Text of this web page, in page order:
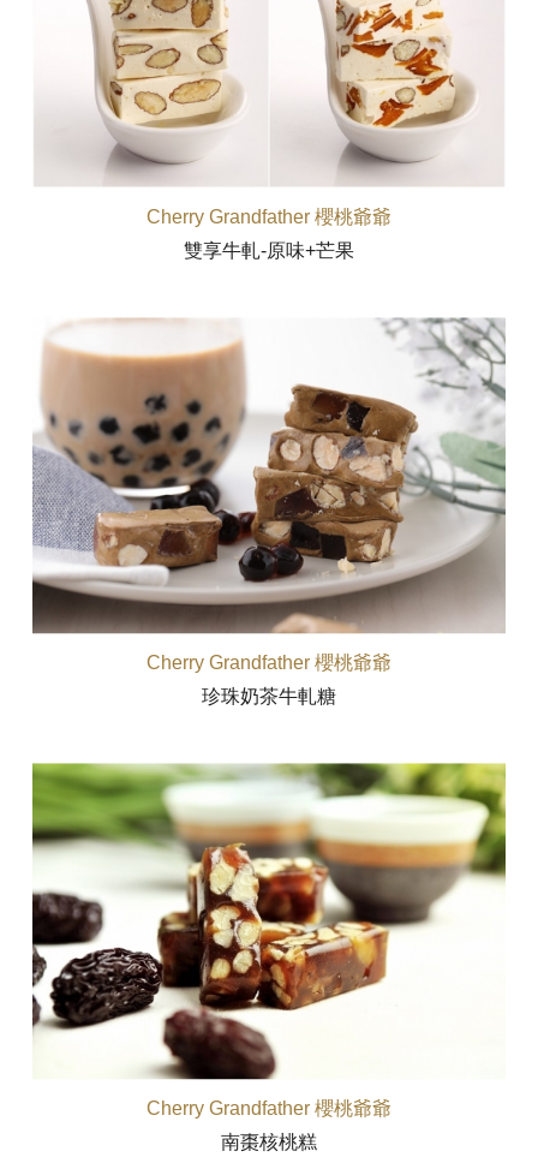
Cherry Grandfather 櫻桃爺爺
雙享牛軋-原味+芒果
Cherry Grandfather 櫻桃爺爺
珍珠奶茶牛軋糖
Cherry Grandfather 櫻桃爺爺
南棗核桃糕